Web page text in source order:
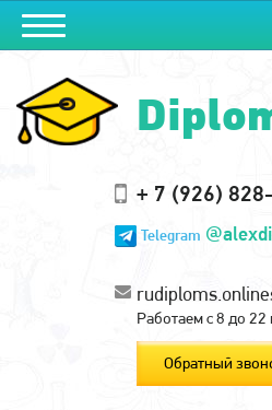
+ 7 (926)
Telegram
Работаем с 8 до
Обратный